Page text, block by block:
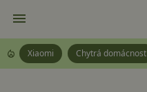
Xiaomi Chytrá domácnost